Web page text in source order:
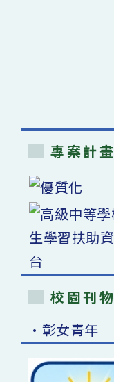
專案計畫
校園刊物
•彰女青年